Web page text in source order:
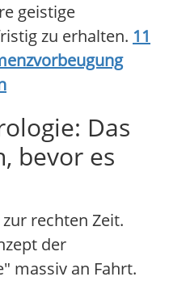
geistige
zu erhalten. 11
Das
bevor es
rechten Zeit.
der
massiv an Fahrt.